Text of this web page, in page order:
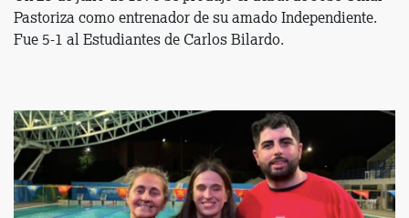
Pastoriza como entrenador de su amado Independiente.
Fue 5-1 al Estudiantes de Carlos Bilardo.